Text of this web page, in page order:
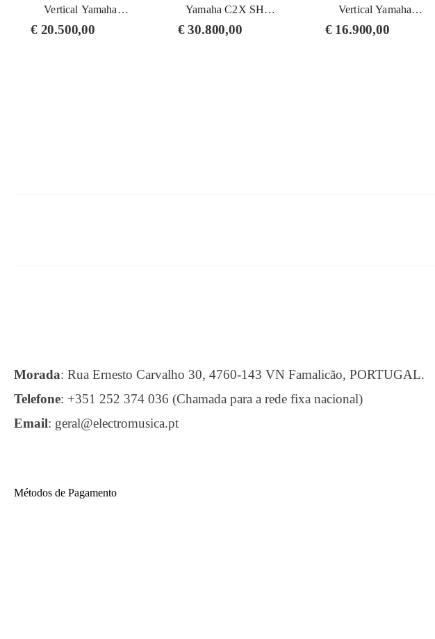
Vertical Yamaha
YUS5 TA3 PE
€20.500,00
Yamaha C2X SH3
PE (Silent)
€30.800,00
Vertical Yamaha
YUS1 TA3 PE
€16.900,00
Morada: Rua Ernesto Carvalho 30, 4760-143 VN Famalicão, PORTUGAL.
Telefone: +351 252 374 036 (Chamada para a rede fixa nacional)
Email: geral@electromusica.pt
Métodos de Pagamento